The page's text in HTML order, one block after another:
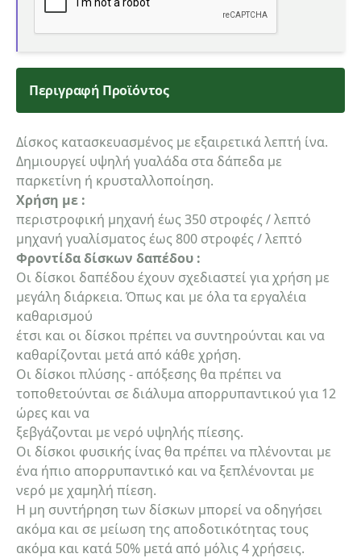
Περιγραφή Προϊόντος
Δίσκος κατασκευασμένος με εξαιρετικά λεπτή ίνα.
Δημιουργεί υψηλή γυαλάδα στα δάπεδα με
παρκετίνη ή κρυσταλλοποίηση.
Χρήση με :
περιστροφική μηχανή έως 350 στροφές / λεπτό
μηχανή γυαλίσματος έως 800 στροφές / λεπτό
Φροντίδα δίσκων δαπέδου :
Οι δίσκοι δαπέδου έχουν σχεδιαστεί για χρήση με
μεγάλη διάρκεια. Όπως και με όλα τα εργαλέια
καθαρισμού
έτσι και οι δίσκοι πρέπει να συντηρούνται και να
καθαρίζονται μετά από κάθε χρήση.
Οι δίσκοι πλύσης - απόξεσης θα πρέπει να
τοποθετούνται σε διάλυμα απορρυπαντικού για 12
ώρες και να
ξεβγάζονται με νερό υψηλής πίεσης.
Οι δίσκοι φυσικής ίνας θα πρέπει να πλένονται με
ένα ήπιο απορρυπαντικό και να ξεπλένονται με
νερό με χαμηλή πίεση.
Η μη συντήρηση των δίσκων μπορεί να οδηγήσει
ακόμα και σε μείωση της αποδοτικότητας τους
ακόμα και κατά 50% μετά από μόλις 4 χρήσεις.